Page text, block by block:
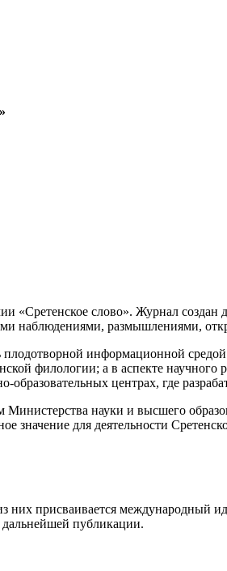
слово». Журнал создан
наблюдениями, размышлениями,
информационной
филологии; а в аспекте научного
центрах, где
науки и высшего
значение для деятельности
присваивается международный
дальнейшей публикации.